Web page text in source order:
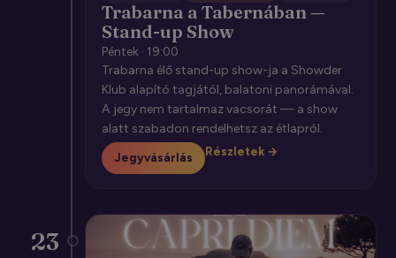
Trabarna a Tabernában —
Stand-up Show
Péntek · 19:00
Trabarna élő stand-up show-ja a Showder
Klub alapító tagjától, balatoni panorámával.
A jegy nem tartalmaz vacsorát — a show
alatt szabadon rendelhetsz az étlapról.
Jegyvásárlás Részletek →
23